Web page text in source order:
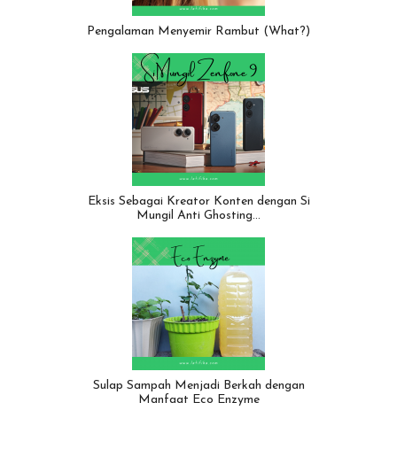
Pengalaman Menyemir Rambut (What?)
Eksis Sebagai Kreator Konten dengan Si
Mungil Anti Ghosting…
Sulap Sampah Menjadi Berkah dengan
Manfaat Eco Enzyme